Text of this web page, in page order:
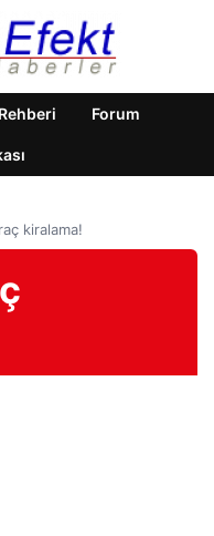
Forum
kiralama!